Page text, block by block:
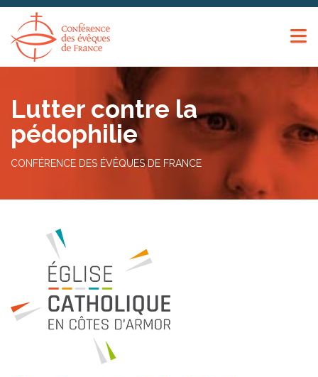
Lutter contre la
pédophilie
CONFÉRENCE DES ÉVÊQUES DE FRANCE
Panneau de gestion des cookies